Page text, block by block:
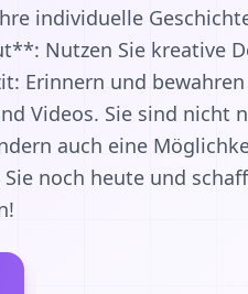
individuelle
Nutzen Sie kreative
Erinnern und
Videos. Sie sind nicht
auch eine
noch heute und